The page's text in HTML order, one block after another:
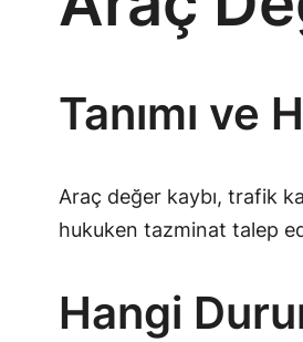
Tanımı ve
Araç değer kaybı, trafik
hukuken tazminat talep
Hangi